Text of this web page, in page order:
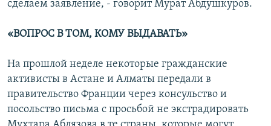
сделаем заявление, - говорит Мурат Абдушкуров.
«ВОПРОС В ТОМ, КОМУ ВЫДАВАТЬ»
На прошлой неделе некоторые гражданские
активисты в Астане и Алматы передали в
правительство Франции через консульство и
посольство письма с просьбой не экстрадировать